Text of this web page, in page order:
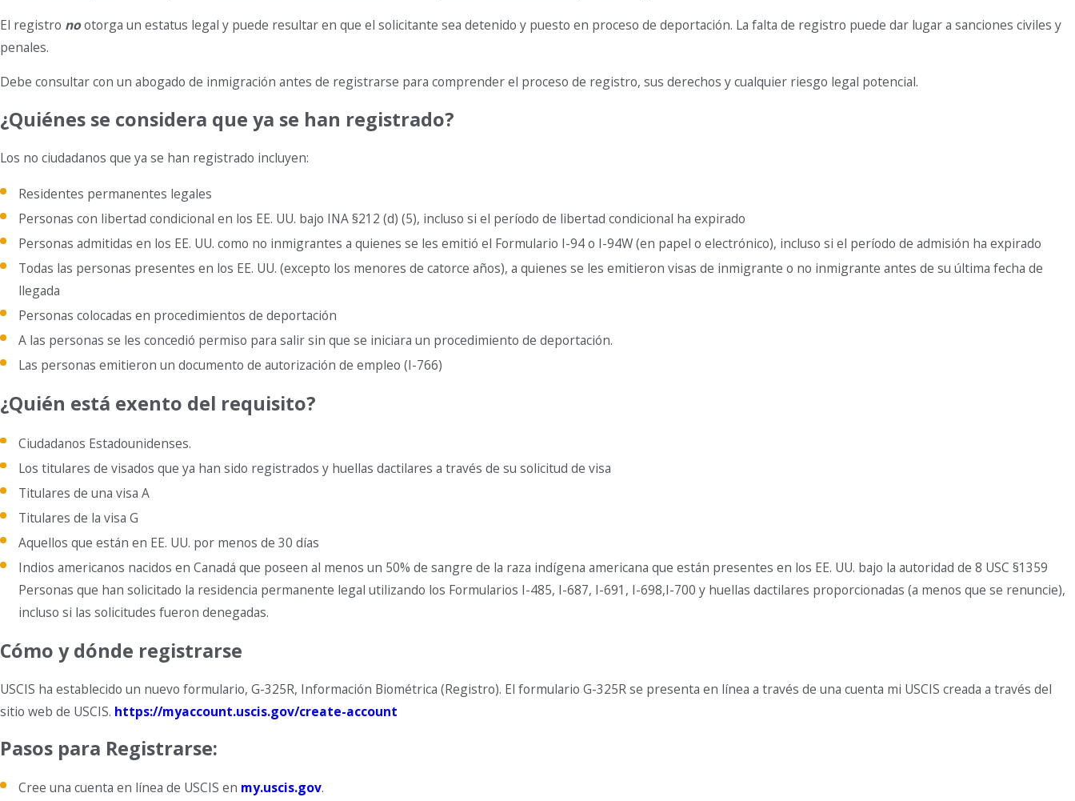
El registro nootorga un estatus legal y puede resultar en que el solicitante sea detenido y puesto en proceso de deportación. La falta de registro puede dar lugar a sanciones civiles y
penales.
Debe consultar con un abogado de inmigración antes de registrarse para comprender el proceso de registro, sus derechos y cualquier riesgo legal potencial.
¿Quiénes se considera que ya se han registrado?
Los no ciudadanos que ya se han registrado incluyen:
Residentes permanentes legales
Personas con libertad condicional en los EE. UU. bajo INA §212 (d) (5), incluso si el período de libertad condicional ha expirado
Personas admitidas en los EE. UU. como no inmigrantes a quienes se les emitió el Formulario I-94 o I-94W (en papel o electrónico), incluso si el período de admisión ha expirado
Todas las personas presentes en los EE. UU. (excepto los menores de catorce años), a quienes se les emitieron visas de inmigrante o no inmigrante antes de su última fecha de
llegada
Personas colocadas en procedimientos de deportación
A las personas se les concedió permiso para salir sin que se iniciara un procedimiento de deportación.
Las personas emitieron un documento de autorización de empleo (I-766)
¿Quién está exento del requisito?
Ciudadanos Estadounidenses.
Los titulares de visados que ya han sido registrados y huellas dactilares a través de su solicitud de visa
Titulares de una visa A
Titulares de la visa G
Aquellos que están en EE. UU. por menos de 30 días
Indios americanos nacidos en Canadá que poseen al menos un 50% de sangre de la raza indígena americana que están presentes en los EE. UU. bajo la autoridad de 8 USC §1359
Personas que han solicitado la residencia permanente legal utilizando los Formularios I-485, I-687, I-691, I-698,I-700 y huellas dactilares proporcionadas (a menos que se renuncie),
incluso si las solicitudes fueron denegadas.
Cómo y dónde registrarse
USCIS ha establecido un nuevo formulario, G-325R, Información Biométrica (Registro). El formulario G-325R se presenta en línea a través de una cuenta mi USCIS creada a través del
sitio web de USCIS. https://myaccount.uscis.gov/create-account
Pasos para Registrarse:
Cree una cuenta en línea de USCIS en my.uscis.gov.